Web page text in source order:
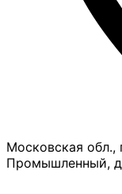
Московская обл.,
Промышленный,